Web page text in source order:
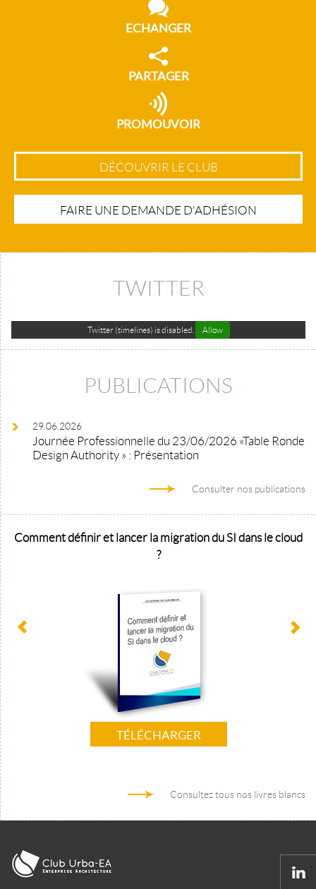
ECHANGER
PARTAGER
PROMOUVOIR
DÉCOUVRIR LE CLUB
FAIRE UNE DEMANDE D'ADHÉSION
TWITTER
Twitter (timelines) is disabled. Allow
PUBLICATIONS
29.06.2026
Journée Professionnelle du 23/06/2026 «Table Ronde
Design Authority » : Présentation
Consulter nos publications
Comment définir et lancer la migration du SI dans le cloud
?
TÉLÉCHARGER
Consultez tous nos livres blancs